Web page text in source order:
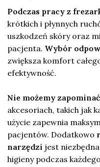
Podczas pracy z
krótkich i płynnych
uszkodzeń skóry oraz
pacjenta. Wybór
zwiększa komfort
efektywność.
Nie możemy zapominać
akcesoriach, takich jak
użycie zapewnia
pacjentów. Dodatkowo
narzędzi jest
higieny podczas